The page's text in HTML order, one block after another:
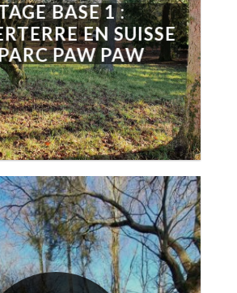
BASE 1 :
EN SUISSE
PAW PAW